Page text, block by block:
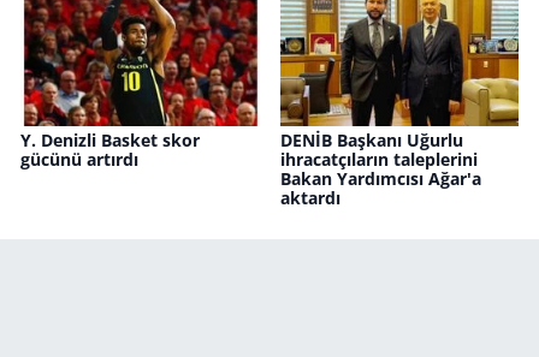
Y. Denizli Basket skor
gücünü artırdı
DENİB Başkanı Uğurlu
ihracatçıların taleplerini
Bakan Yardımcısı Ağar'a
aktardı